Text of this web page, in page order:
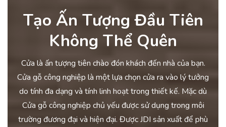
Tạo Ấn Tượng Đầu Tiên
Không Thể Quên
Cửa là ấn tượng tiên chào đón khách đến nhà của bạn.
Cửa gỗ công nghiệp là một lựa chọn cửa ra vào lý tưởng
do tính đa dạng và tính linh hoạt trong thiết kế. Mặc dù
Cửa gỗ công nghiệp chủ yếu được sử dụng trong môi
trường đương đại và hiện đại. Được JDI sản xuất để phù